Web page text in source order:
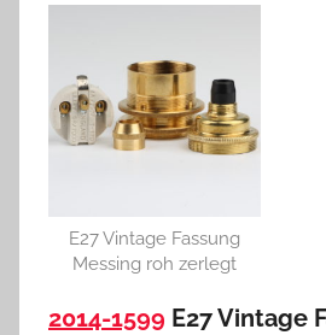
E27 Vintage Fassung
Messing roh zerlegt
2014-1599 E27 Vintage